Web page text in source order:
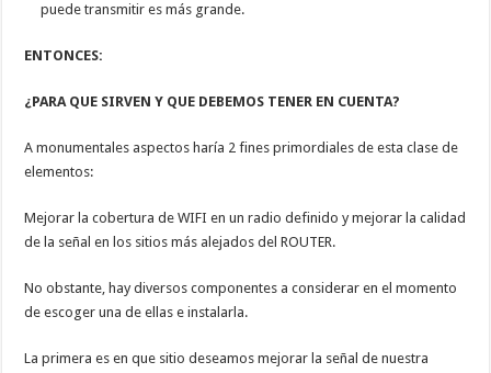
puede transmitir es más grande.
ENTONCES:
¿PARA QUE SIRVEN Y QUE DEBEMOS TENER EN CUENTA?
A monumentales aspectos haría 2 fines primordiales de esta clase de
elementos:
Mejorar la cobertura de WIFI en un radio definido y mejorar la calidad
de la señal en los sitios más alejados del ROUTER.
No obstante, hay diversos componentes a considerar en el momento
de escoger una de ellas e instalarla.
La primera es en que sitio deseamos mejorar la señal de nuestra